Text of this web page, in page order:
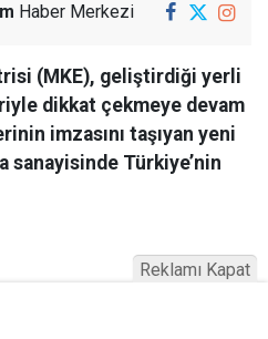
Haber Merkezi
(MKE), geliştirdiği yerli
dikkat çekmeye devam
imzasını taşıyan yeni
sanayisinde Türkiye’nin
Reklamı Kapat